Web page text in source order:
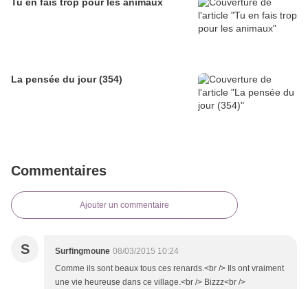
La pensée du jour (354)
Commentaires
Ajouter un commentaire
S Surfingmoune 08/03/2015 10:24
Comme ils sont beaux tous ces renards.<br /> Ils ont vraiment
une vie heureuse dans ce village.<br /> Bizzz<br />